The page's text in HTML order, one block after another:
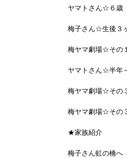
ヤマトさん☆６歳
梅子さん☆生後３
梅ヤマ劇場☆その１
ヤマトさん☆半年
梅ヤマ劇場☆その
梅ヤマ劇場☆その
★家族紹介
梅子さん虹の橋へ